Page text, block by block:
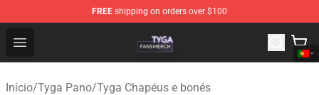
FREE shipping on orders over $100
Open menu
Tyga Shop - Official Tyga Merchandise Store
Início/Tyga Pano/Tyga Chapéus e bonés